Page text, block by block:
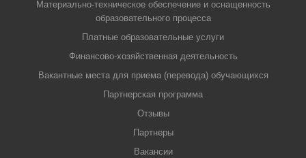
Материально-техническое обеспечение и оснащенность
образовательного процесса
Платные образовательные услуги
Финансово-хозяйственная деятельность
Вакантные места для приема (перевода) обучающихся
Партнерская программа
Отзывы
Партнеры
Вакансии